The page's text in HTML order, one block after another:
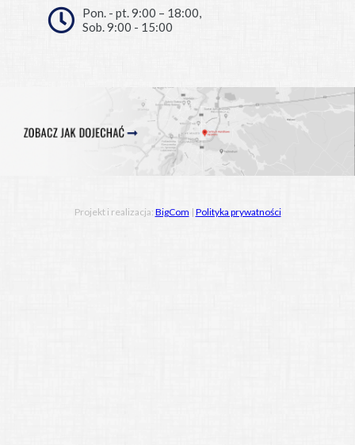
Pon. - pt. 9:00 – 18:00,
Sob. 9:00 - 15:00
Projekt i realizacja: BigCom | Polityka prywatności